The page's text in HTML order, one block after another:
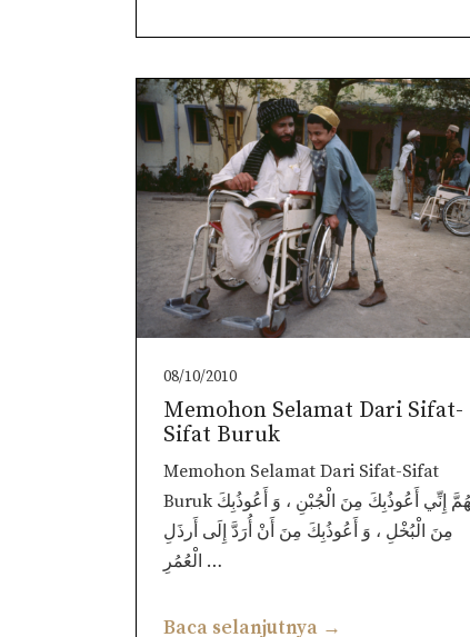
08/10/2010
Memohon Selamat Dari Sifat-
Sifat Buruk
Memohon Selamat Dari Sifat-Sifat
Buruk اللهُمَّ إِنِّي أَعُوذُبِكَ مِنَ الْجُبْنِ ، وَ أَعُوذُبِكَ
مِنَ الْبُخْلِ ، وَ أَعُوذُبِكَ مِنَ أَنْ أُرَدَّ إِلَى أَرذَلِ
الْعُمُرِ …
Baca selanjutnya →